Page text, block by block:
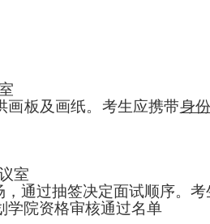
画板及画纸。考生应携带身
室
通过抽签决定面试顺序。考
学院资格审核通过名单